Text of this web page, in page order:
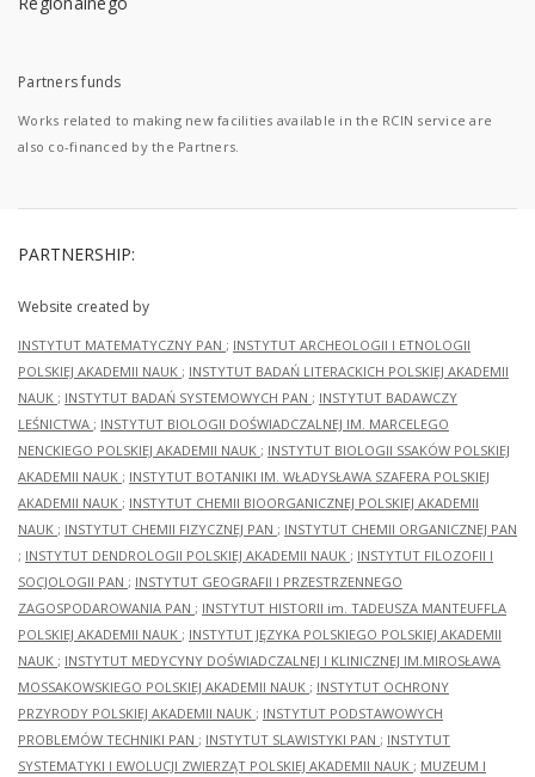
Partners funds
Works related to making new facilities available in the RCIN service are
also co-financed by the Partners.
PARTNERSHIP:
Website created by
INSTYTUT MATEMATYCZNY PAN ; INSTYTUT ARCHEOLOGII I ETNOLOGII
POLSKIEJ AKADEMII NAUK ; INSTYTUT BADAŃ LITERACKICH POLSKIEJ AKADEMII
NAUK ; INSTYTUT BADAŃ SYSTEMOWYCH PAN ; INSTYTUT BADAWCZY
LEŚNICTWA ; INSTYTUT BIOLOGII DOŚWIADCZALNEJ IM. MARCELEGO
NENCKIEGO POLSKIEJ AKADEMII NAUK ; INSTYTUT BIOLOGII SSAKÓW POLSKIEJ
AKADEMII NAUK ; INSTYTUT BOTANIKI IM. WŁADYSŁAWA SZAFERA POLSKIEJ
AKADEMII NAUK ; INSTYTUT CHEMII BIOORGANICZNEJ POLSKIEJ AKADEMII
NAUK ; INSTYTUT CHEMII FIZYCZNEJ PAN ; INSTYTUT CHEMII ORGANICZNEJ PAN
; INSTYTUT DENDROLOGII POLSKIEJ AKADEMII NAUK ; INSTYTUT FILOZOFII I
SOCJOLOGII PAN ; INSTYTUT GEOGRAFII I PRZESTRZENNEGO
ZAGOSPODAROWANIA PAN ; INSTYTUT HISTORII im. TADEUSZA MANTEUFFLA
POLSKIEJ AKADEMII NAUK ; INSTYTUT JĘZYKA POLSKIEGO POLSKIEJ AKADEMII
NAUK ; INSTYTUT MEDYCYNY DOŚWIADCZALNEJ I KLINICZNEJ IM.MIROSŁAWA
MOSSAKOWSKIEGO POLSKIEJ AKADEMII NAUK ; INSTYTUT OCHRONY
PRZYRODY POLSKIEJ AKADEMII NAUK ; INSTYTUT PODSTAWOWYCH
PROBLEMÓW TECHNIKI PAN ; INSTYTUT SLAWISTYKI PAN ; INSTYTUT
SYSTEMATYKI I EWOLUCJI ZWIERZĄT POLSKIEJ AKADEMII NAUK ; MUZEUM I